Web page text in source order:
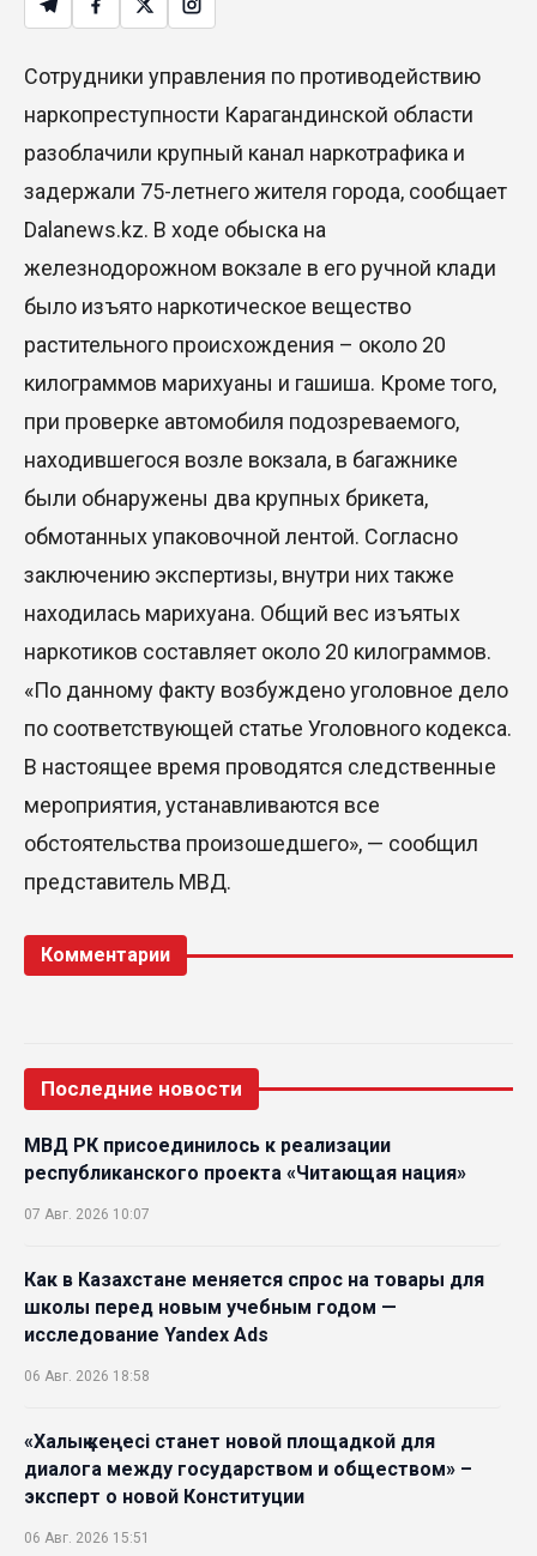
Сотрудники управления по противодействию
наркопреступности Карагандинской области
разоблачили крупный канал наркотрафика и
задержали 75-летнего жителя города, сообщает
Dalanews.kz. В ходе обыска на
железнодорожном вокзале в его ручной клади
было изъято наркотическое вещество
растительного происхождения – около 20
килограммов марихуаны и гашиша. Кроме того,
при проверке автомобиля подозреваемого,
находившегося возле вокзала, в багажнике
были обнаружены два крупных брикета,
обмотанных упаковочной лентой. Согласно
заключению экспертизы, внутри них также
находилась марихуана. Общий вес изъятых
наркотиков составляет около 20 килограммов.
«По данному факту возбуждено уголовное дело
по соответствующей статье Уголовного кодекса.
В настоящее время проводятся следственные
мероприятия, устанавливаются все
обстоятельства произошедшего», — сообщил
представитель МВД.
Комментарии
Последние новости
МВД РК присоединилось к реализации
республиканского проекта «Читающая нация»
07 Авг. 2026 10:07
Как в Казахстане меняется спрос на товары для
школы перед новым учебным годом —
исследование Yandex Ads
06 Авг. 2026 18:58
«Халық кеңесі станет новой площадкой для
диалога между государством и обществом» –
эксперт о новой Конституции
06 Авг. 2026 15:51